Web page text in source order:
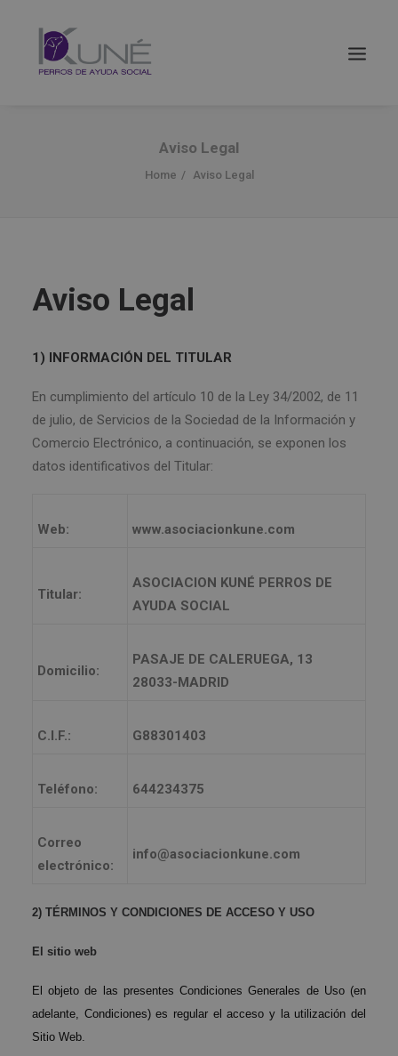
Aviso Legal
Home Aviso Legal
Aviso Legal
1) INFORMACIÓN DEL TITULAR
En cumplimiento del artículo 10 de la Ley 34/2002, de 11
de julio, de Servicios de la Sociedad de la Información y
Comercio Electrónico, a continuación, se exponen los
datos identificativos del Titular:
Web: www.asociacionkune.com
Titular:
ASOCIACION KUNÉ PERROS DE
AYUDA SOCIAL
Domicilio:
PASAJE DE CALERUEGA, 13
28033-MADRID
C.I.F.: G88301403
Teléfono: 644234375
Correo
electrónico:
info@asociacionkune.com
2) TÉRMINOS Y CONDICIONES DE ACCESO Y USO
El sitio web
El objeto de las presentes Condiciones Generales de Uso (en
adelante, Condiciones) es regular el acceso y la utilización del
Sitio Web.